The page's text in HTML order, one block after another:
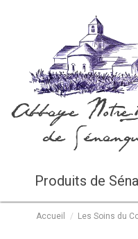
Abbaye Notre-
de
Produits de
Accueil Les Soins du